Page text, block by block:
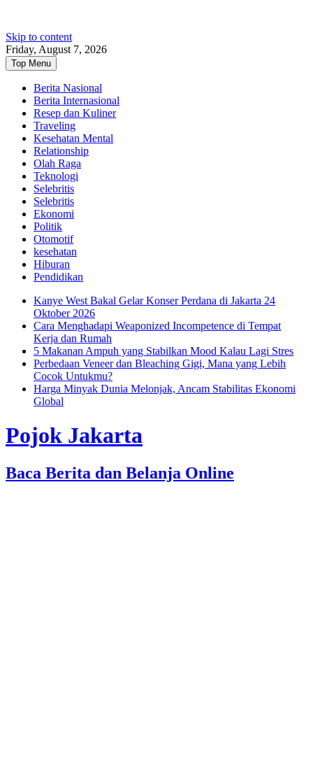
Skip to content
Friday, August 7, 2026
Top Menu
Berita Nasional
Berita Internasional
Resep dan Kuliner
Traveling
Kesehatan Mental
Relationship
Olah Raga
Teknologi
Selebritis
Selebritis
Ekonomi
Politik
Otomotif
kesehatan
Hiburan
Pendidikan
Kanye West Bakal Gelar Konser Perdana di Jakarta 24
Oktober 2026
Cara Menghadapi Weaponized Incompetence di Tempat
Kerja dan Rumah
5 Makanan Ampuh yang Stabilkan Mood Kalau Lagi Stres
Perbedaan Veneer dan Bleaching Gigi, Mana yang Lebih
Cocok Untukmu?
Harga Minyak Dunia Melonjak, Ancam Stabilitas Ekonomi
Global
Pojok Jakarta
Baca Berita dan Belanja Online